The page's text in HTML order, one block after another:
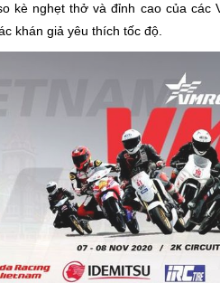
kè nghẹt thở và đỉnh cao của các
khán giả yêu thích tốc độ.